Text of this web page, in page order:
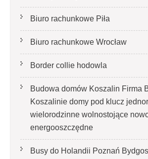
Biuro rachunkowe Piła
Biuro rachunkowe Wrocław
Border collie hodowla
Budowa domów Koszalin Firma
Koszalinie domy pod klucz
wielorodzinne wolnostojące
energooszczędne
Busy do Holandii Poznań